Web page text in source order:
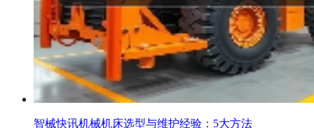
智械快讯机械机床选型与维护经验：5大方法